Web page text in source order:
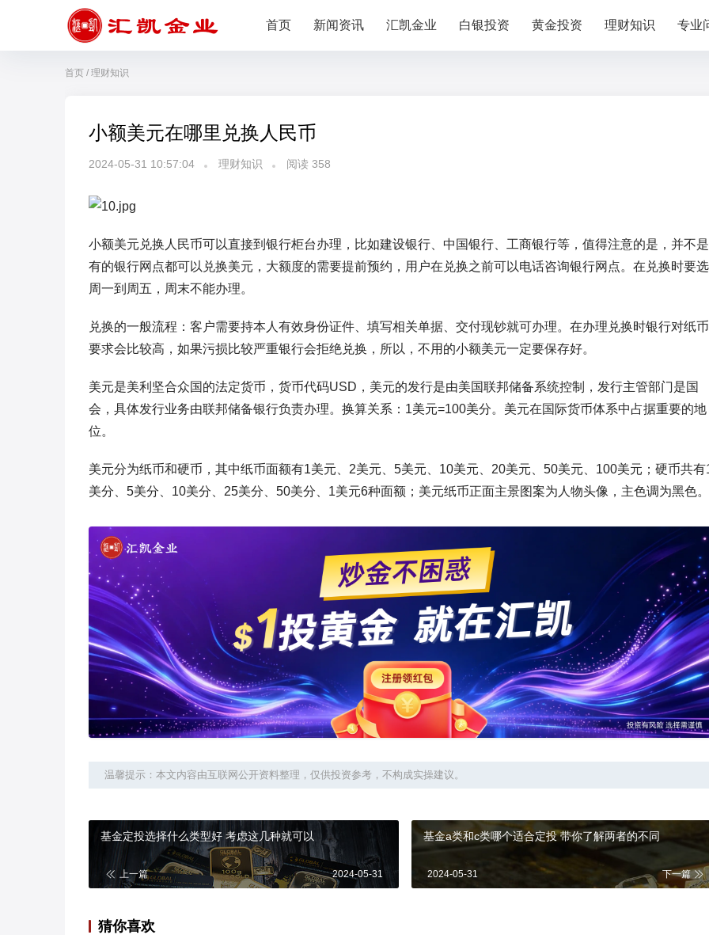
首页 新闻资讯 汇凯金业 白银投资 黄金投资 理财知识 专业
首页 / 理财知识
小额美元在哪里兑换人民币
2024-05-31 10:57:04 理财知识 阅读 358
小额美元兑换人民币可以直接到银行柜台办理，比如建设银行、中国银行、工商银行等，值得注意的是，并不
有的银行网点都可以兑换美元，大额度的需要提前预约，用户在兑换之前可以电话咨询银行网点。在兑换时要
周一到周五，周末不能办理。
兑换的一般流程：客户需要持本人有效身份证件、填写相关单据、交付现钞就可办理。在办理兑换时银行对纸
要求会比较高，如果污损比较严重银行会拒绝兑换，所以，不用的小额美元一定要保存好。
美元是美利坚合众国的法定货币，货币代码USD，美元的发行是由美国联邦储备系统控制，发行主管部门是国
会，具体发行业务由联邦储备银行负责办理。换算关系：1美元=100美分。美元在国际货币体系中占据重要的地
位。
美元分为纸币和硬币，其中纸币面额有1美元、2美元、5美元、10美元、20美元、50美元、100美元；硬币共有
美分、5美分、10美分、25美分、50美分、1美元6种面额；美元纸币正面主景图案为人物头像，主色调为黑色。
温馨提示：本文内容由互联网公开资料整理，仅供投资参考，不构成实操建议。
基金定投选择什么类型好 考虑这几种就可以
上一篇 2024-05-31
基金a类和c类哪个适合定投 带你了解两者的不同
2024-05-31 下一篇
猜你喜欢